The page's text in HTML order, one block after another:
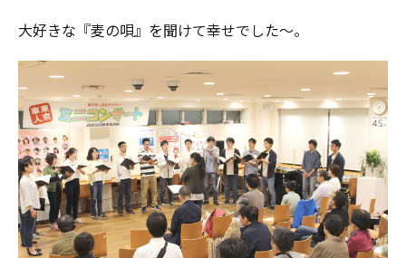
大好きな『麦の唄』を聞けて幸せでした～。